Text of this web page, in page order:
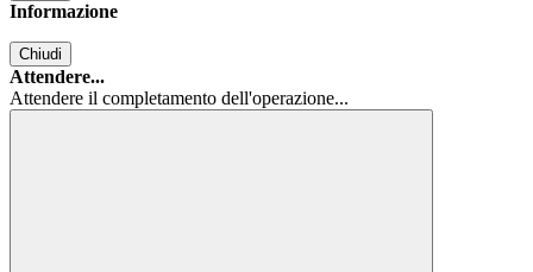
Informazione
Chiudi
Attendere...
Attendere il completamento dell'operazione...